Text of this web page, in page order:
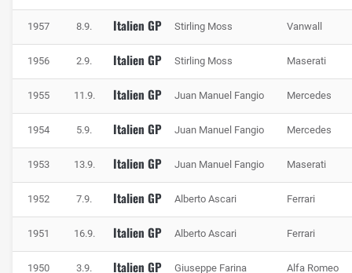
1957 8.9. Italien GP Stirling Moss Vanwall
1956 2.9. Italien GP Stirling Moss Maserati
1955 11.9. Italien GP Juan Manuel Fangio Mercedes
1954 5.9. Italien GP Juan Manuel Fangio Mercedes
1953 13.9. Italien GP Juan Manuel Fangio Maserati
1952 7.9. Italien GP Alberto Ascari Ferrari
1951 16.9. Italien GP Alberto Ascari Ferrari
1950 3.9. Italien GP Giuseppe Farina Alfa Romeo